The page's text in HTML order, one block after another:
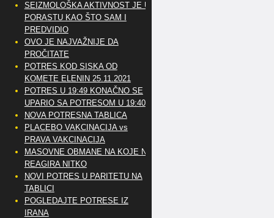
SEIZMOLOŠKA AKTIVNOST JE U
PORASTU KAO ŠTO SAM I
PREDVIDIO
OVO JE NAJVAŽNIJE DA
PROČITATE
POTRES KOD SISKA OD
KOMETE ELENIN 25.11.2021
POTRES U 19:49 KONAČNO SE
UPARIO SA POTRESOM U 19:40
NOVA POTRESNA TABLICA
PLACEBO VAKCINACIJA vs
PRAVA VAKCINACIJA
MASOVNE OBMANE NA KOJE NE
REAGIRA NITKO
NOVI POTRES U PARITETU NA
TABLICI
POGLEDAJTE POTRESE IZ
IRANA